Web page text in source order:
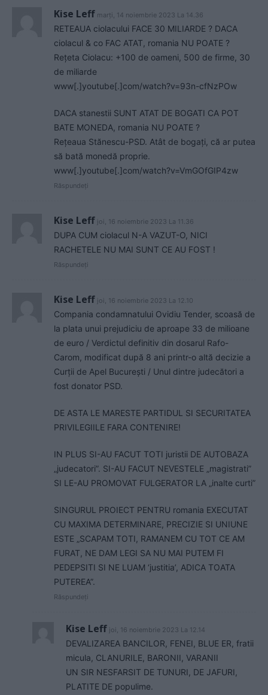
Kise Leff marți, 14 noiembrie 2023 La 14.36
RETEAUA ciolacului FACE 30 MILIARDE ? DACA
ciolacul & co FAC ATAT, romania NU POATE ?
Rețeta Ciolacu: +100 de oameni, 500 de firme, 30
de miliarde
www[.]youtube[.]com/watch?v=93n-cfNzPOw
DACA stanestii SUNT ATAT DE BOGATI CA POT
BATE MONEDA, romania NU POATE ?
Rețeaua Stănescu-PSD. Atât de bogați, că ar putea
să bată monedă proprie.
www[.]youtube[.]com/watch?v=VmGOfGIP4zw
Răspundeți
Kise Leff joi, 16 noiembrie 2023 La 11.36
DUPA CUM ciolacul N-A VAZUT-O, NICI
RACHETELE NU MAI SUNT CE AU FOST !
Răspundeți
Kise Leff joi, 16 noiembrie 2023 La 12.10
Compania condamnatului Ovidiu Tender, scoasă de
la plata unui prejudiciu de aproape 33 de milioane
de euro / Verdictul definitiv din dosarul Rafo-
Carom, modificat după 8 ani printr-o altă decizie a
Curții de Apel București / Unul dintre judecători a
fost donator PSD.
DE ASTA LE MARESTE PARTIDUL SI SECURITATEA
PRIVILEGIILE FARA CONTENIRE!
IN PLUS SI-AU FACUT TOTI juristii DE AUTOBAZA
„judecatori”. SI-AU FACUT NEVESTELE „magistrati”
SI LE-AU PROMOVAT FULGERATOR LA „inalte curti”
SINGURUL PROIECT PENTRU romania EXECUTAT
CU MAXIMA DETERMINARE, PRECIZIE SI UNIUNE
ESTE „SCAPAM TOTI, RAMANEM CU TOT CE AM
FURAT, NE DAM LEGI SA NU MAI PUTEM FI
PEDEPSITI SI NE LUAM ‘justitia’, ADICA TOATA
PUTEREA”.
Răspundeți
Kise Leff joi, 16 noiembrie 2023 La 12.14
DEVALIZAREA BANCILOR, FENEI, BLUE ER, fratii
micula, CLANURILE, BARONII, VARANII
UN SIR NESFARSIT DE TUNURI, DE JAFURI,
PLATITE DE populime.